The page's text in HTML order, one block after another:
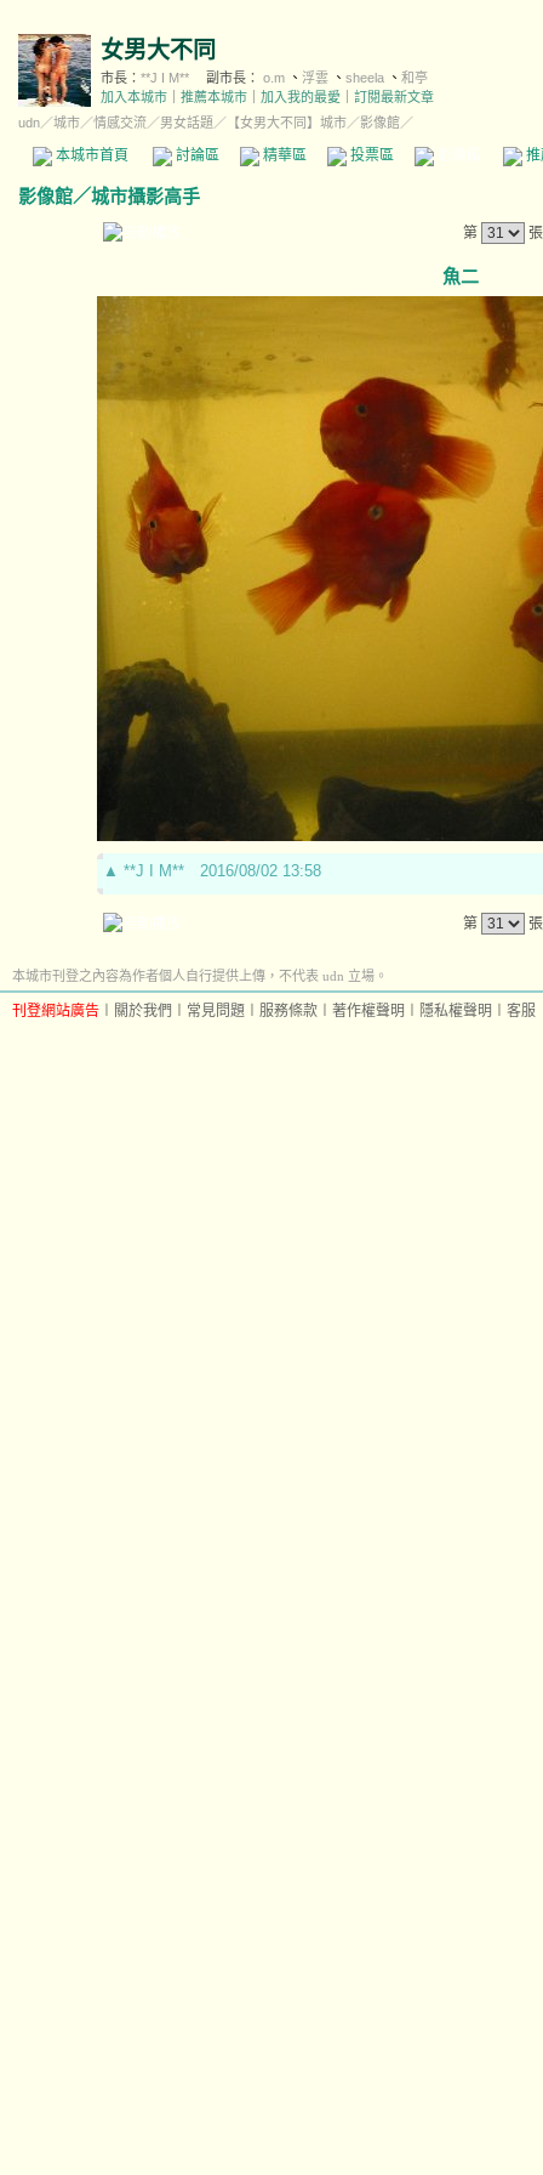
女男大不同
市長： **J I M** 副市長： o.m 、 浮雲 、 sheela 、 和亭
加入本城市
推薦本城市 加入我的最愛
訂閱最新文章
udn／城市／情感交流／男女話題 ／ 【女男大不同】城市／影像館／
本城市首頁 討論區 精華區 投票區 影像館
影像館／城市攝影高手
第
魚二
▲ **J I M** 2016/08/02 13:58
第
本城市刊登之內容為作者個人自行提供上傳，不代表 udn 立場。
刊登網站廣告 關於我們 常見問題 服務條款 著作權聲明 隱私權聲明 客服